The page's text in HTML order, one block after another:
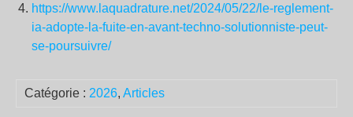
https://www.laquadrature.net/2024/05/22/le-reglement-
ia-adopte-la-fuite-en-avant-techno-solutionniste-peut-
se-poursuivre/
Catégorie : 2026, Articles